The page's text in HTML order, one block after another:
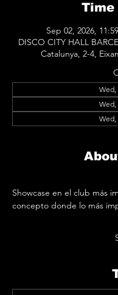
Sep 02, 2026,
DISCO CITY HALL
Catalunya, 2-4,
Wed,
Wed,
Wed,
Showcase en el club más
concepto donde lo más